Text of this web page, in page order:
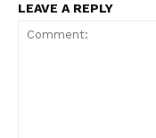
LEAVE A REPLY